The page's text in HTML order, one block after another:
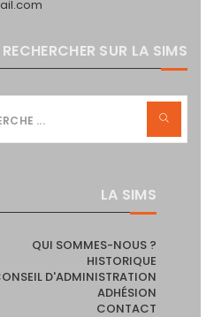
RECHERCHER SUR LA SIMS
LA SIMS
QUI SOMMES-NOUS ?
HISTORIQUE
D'ADMINISTRATION
ADHÉSION
CONTACT